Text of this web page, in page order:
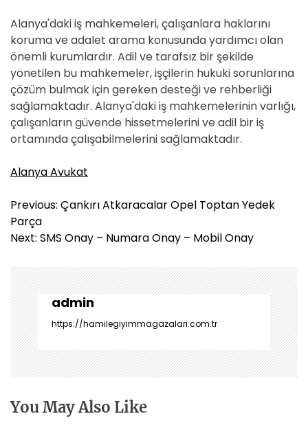
Alanya'daki iş mahkemeleri, çalışanlara haklarını
koruma ve adalet arama konusunda yardımcı olan
önemli kurumlardır. Adil ve tarafsız bir şekilde
yönetilen bu mahkemeler, işçilerin hukuki sorunlarına
çözüm bulmak için gereken desteği ve rehberliği
sağlamaktadır. Alanya'daki iş mahkemelerinin varlığı,
çalışanların güvende hissetmelerini ve adil bir iş
ortamında çalışabilmelerini sağlamaktadır.
Alanya Avukat
Y
a
z
g
e
z
i
n
m
e
i
Previous: Çankırı Atkaracalar Opel Toptan Yedek
Parça
Next: SMS Onay – Numara Onay – Mobil Onay
admin
https://hamilegiyimmagazalari.com.tr
You May Also Like